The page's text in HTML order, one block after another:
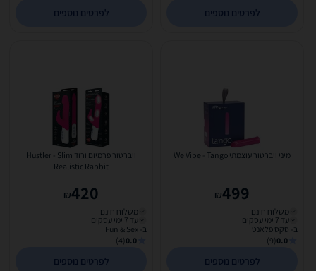
לפרטים נוספים לפרטים נוספים
מיני ויברטור עוצמתי We Vibe - Tango
499
₪
משלוח חינם
עד 7 ימי עסקים
ב- סקס פלאנט
0.0
(9)
לפרטים נוספים
ויברטור פרמיום ורוד Hustler - Slim
Realistic Rabbit
420
₪
משלוח חינם
עד 7 ימי עסקים
ב- Fun & Sex
0.0
(4)
לפרטים נוספים